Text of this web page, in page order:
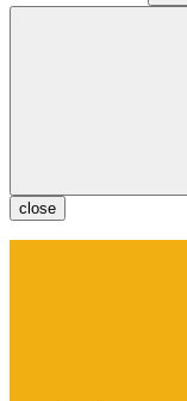
close